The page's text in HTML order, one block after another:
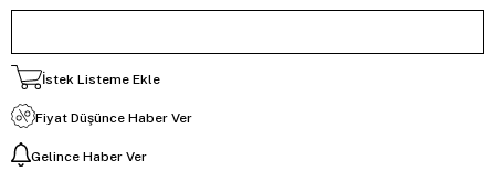
İstek Listeme Ekle
Fiyat Düşünce Haber Ver
Gelince Haber Ver